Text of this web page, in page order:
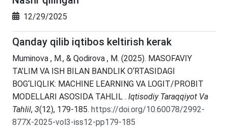
12/29/2025
Qanday qilib iqtibos keltirish kerak
Muminova , M., & Qodirova , M. (2025). MASOFAVIY
TA’LIM VA ISH BILAN BANDLIK O‘RTASIDAGI
BOG‘LIQLIK: MACHINE LEARNING VA LOGIT/PROBIT
MODELLARI ASOSIDA TAHLIL . Iqtisodiy Taraqqiyot Va
Tahlil, 3(12), 179-185. https://doi.org/10.60078/2992-
877X-2025-vol3-iss12-pp179-185